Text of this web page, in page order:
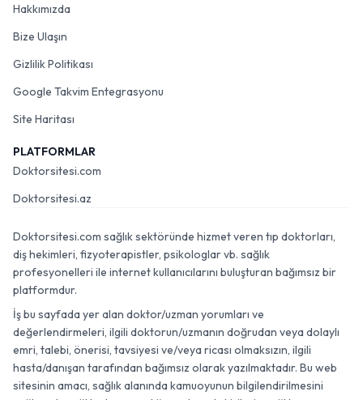
Hakkımızda
Bize Ulaşın
Gizlilik Politikası
Google Takvim Entegrasyonu
Site Haritası
PLATFORMLAR
Doktorsitesi.com
Doktorsitesi.az
Doktorsitesi.com sağlık sektöründe hizmet veren tıp doktorları,
diş hekimleri, fizyoterapistler, psikologlar vb. sağlık
profesyonelleri ile internet kullanıcılarını buluşturan bağımsız bir
platformdur.
İş bu sayfada yer alan doktor/uzman yorumları ve
değerlendirmeleri, ilgili doktorun/uzmanın doğrudan veya dolaylı
emri, talebi, önerisi, tavsiyesi ve/veya ricası olmaksızın, ilgili
hasta/danışan tarafından bağımsız olarak yazılmaktadır. Bu web
sitesinin amacı, sağlık alanında kamuoyunun bilgilendirilmesini